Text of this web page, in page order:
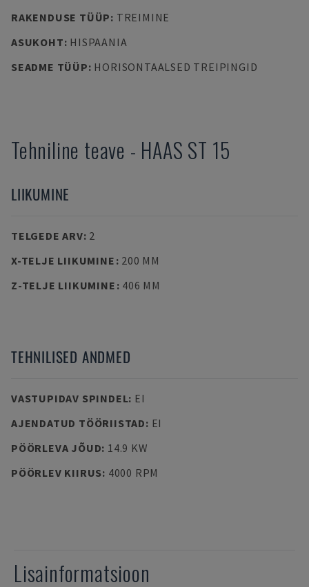
RAKENDUSE TÜÜP: TREIMINE
ASUKOHT: HISPAANIA
SEADME TÜÜP: HORISONTAALSED TREIPINGID
Tehniline teave - HAAS ST 15
LIIKUMINE
TELGEDE ARV: 2
X-TELJE LIIKUMINE : 200 MM
Z-TELJE LIIKUMINE : 406 MM
TEHNILISED ANDMED
VASTUPIDAV SPINDEL: EI
AJENDATUD TÖÖRIISTAD: EI
PÖÖRLEVA JÕUD: 14.9 KW
PÖÖRLEV KIIRUS: 4000 RPM
Lisainformatsioon